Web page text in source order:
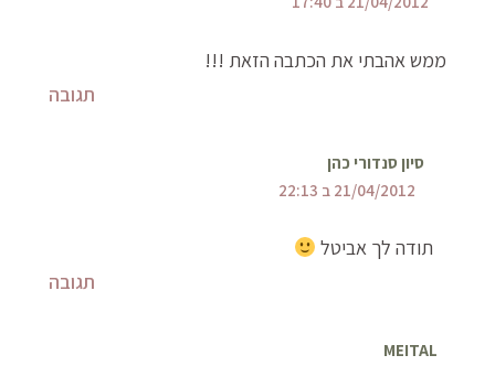
ממש אהבתי את הכתבה הזאת !!!
תגובה
סיון סנדורי כהן
21/04/2012 ב 22:13
תודה לך אביטל
תגובה
MEITAL